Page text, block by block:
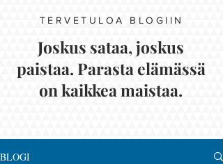
TERVETULOA BLOGIIN
Joskus sataa, joskus
paistaa. Parasta elämässä
on kaikkea maistaa.
BLOGI